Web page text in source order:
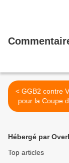
< GGB2 contre VALGARDE
pour la Coupe
Hébergé par
Top articles